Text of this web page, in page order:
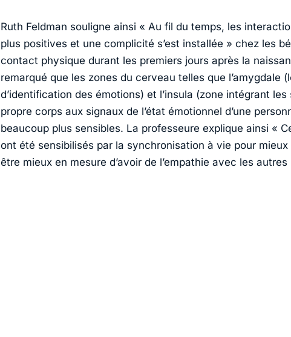
Ruth Feldman souligne ainsi « Au fil du temps, les
plus positives et une complicité s’est installée » chez les
contact physique durant les premiers jours après la
remarqué que les zones du cerveau telles que l’amygdale
d’identification des émotions) et l’insula (zone intégrant les
propre corps aux signaux de l’état émotionnel d’une
beaucoup plus sensibles. La professeure explique ainsi «
ont été sensibilisés par la synchronisation à vie pour
être mieux en mesure d’avoir de l’empathie avec les autres